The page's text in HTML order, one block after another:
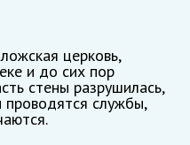
церковь,
и до сих пор
стены разрушилась,
проводятся службы,